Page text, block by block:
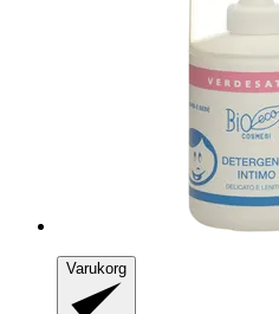
Varukorg